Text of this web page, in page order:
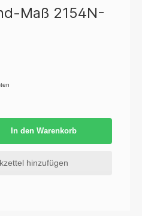
Maß 2154N-
In den Warenkorb
hinzufügen